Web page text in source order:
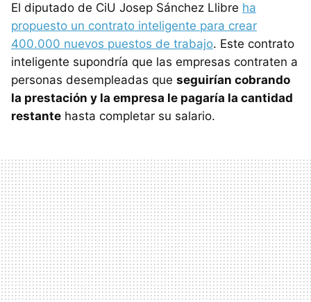
El diputado de CiU Josep Sánchez Llibre ha
propuesto un contrato inteligente para crear
400.000 nuevos puestos de trabajo. Este contrato
inteligente supondría que las empresas contraten a
personas desempleadas que seguirían cobrando
la prestación y la empresa le pagaría la cantidad
restante hasta completar su salario.